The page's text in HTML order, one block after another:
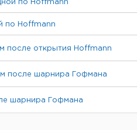
по Hoffmann
по Hoffmann
после открытия Hoffmann
после шарнира Гофмана
шарнира Гофмана